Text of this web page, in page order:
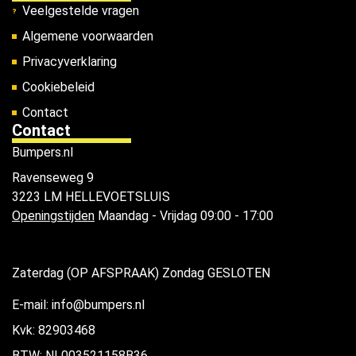
Veelgestelde vragen
Algemene voorwaarden
Privacyverklaring
Cookiebeleid
Contact
Contact
Bumpers.nl
Ravenseweg 9
3223 LM HELLEVOETSLUIS
Openingstijden Maandag - Vrijdag 09:00 - 17:00
Zaterdag (OP AFSPRAAK) Zondag GESLOTEN
E-mail: info@bumpers.nl
Kvk: 82903468